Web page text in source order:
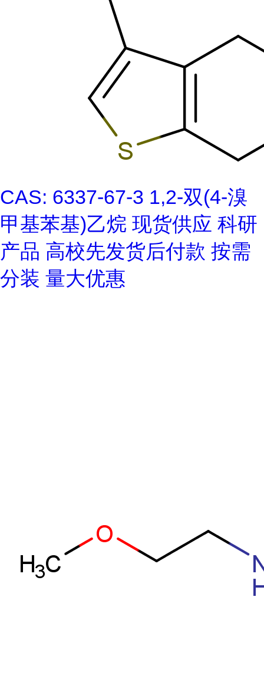
CAS: 6337-67-3 1,2-双(4-溴
甲基苯基)乙烷 现货供应 科研
产品 高校先发货后付款 按需
分装 量大优惠